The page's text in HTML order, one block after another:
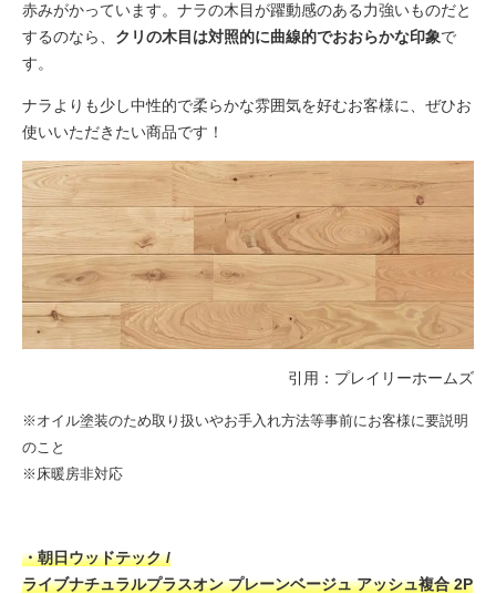
赤みがかっています。ナラの木目が躍動感のある力強いものだと
するのなら、 クリの木目は対照的に曲線的でおおらかな印象で
す。
ナラよりも少し中性的で柔らかな雰囲気を好むお客様に、ぜひお
使いいただきたい商品です！
引用： プレイリーホームズ
※オイル塗装のため取り扱いやお手入れ方法等事前にお客様に要説明
のこと
※床暖房非対応
・朝日ウッドテック /
ライブナチュラルプラスオン プレーンベージュ アッシュ複合 2P